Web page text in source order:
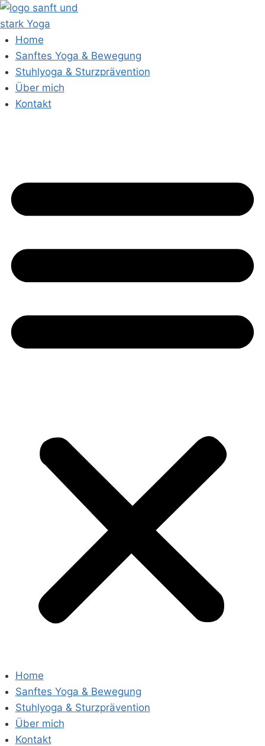
Zum
Inhalt
springen
Home
Sanftes Yoga & Bewegung
Stuhlyoga & Sturzprävention
Über mich
Kontakt
Home
Sanftes Yoga & Bewegung
Stuhlyoga & Sturzprävention
Über mich
Kontakt